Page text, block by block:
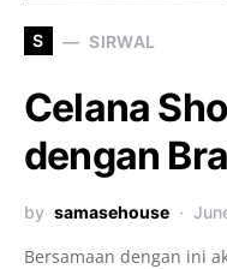
S SIRWAL
Celana
dengan
by samasehouse
Bersamaan dengan ini